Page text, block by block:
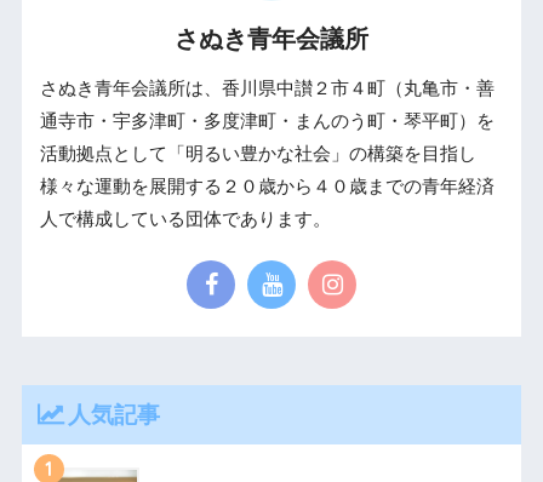
さぬき青年会議所
さぬき青年会議所は、香川県中讃２市４町（丸亀市・善
通寺市・宇多津町・多度津町・まんのう町・琴平町）を
活動拠点として「明るい豊かな社会」の構築を目指し
様々な運動を展開する２０歳から４０歳までの青年経済
人で構成している団体であります。
人気記事
1